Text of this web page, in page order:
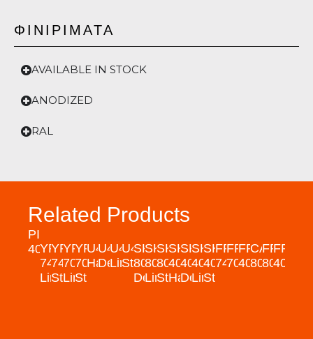
ΦΙΝΙΡΙΜΑΤΑ
AVAILABLE IN STOCK
ANODIZED
RAL
Related Products
PIVOT
40YPSILON
74
Linear
YPSILON
74
Standard
YPSILON
70
Linear
YPSILON
70
Standard
U40
Hammam
U40
Deluxe
U40
Linear
U40
Standard
SKINNY
80
Deluxe
SKINNY
80
Linear
SKINNY
80
Standard
SKINNY
40
Hammam
SKINNY
40
Deluxe
SKINNY
40
Linear
SKINNY
40
Standard
FRAME
74
FRAME
70
FRAME
40U
CALMO
80
FRAME
80W
40W